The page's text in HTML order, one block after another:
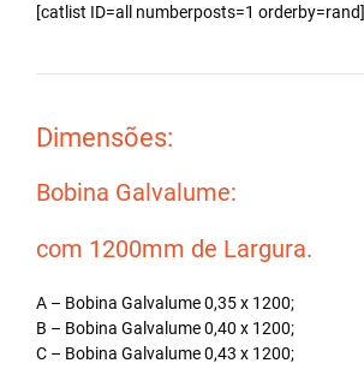
[catlist ID=all numberposts=1 orderby=rand]
Dimensões:
Bobina Galvalume:
com 1200mm de Largura.
A – Bobina Galvalume 0,35 x 1200;
B – Bobina Galvalume 0,40 x 1200;
C – Bobina Galvalume 0,43 x 1200;